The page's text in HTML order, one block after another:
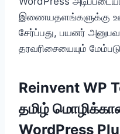
இணையதளங்களுக்கு
சேர்ப்பது, பயனர்
தரவரிசையையும்
Reinvent WP
தமிழ்
WordPress